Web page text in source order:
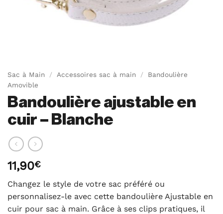
Sac à Main / Accessoires sac à main /
Bandoulière
Amovible
Bandoulière ajustable en
cuir – Blanche
11,90€
Changez le style de votre sac préféré ou
personnalisez-le avec cette bandoulière Ajustable en
cuir pour sac à main. Grâce à ses clips pratiques, il